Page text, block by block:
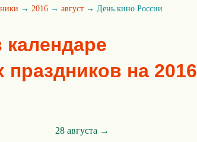
→ 2016 → август → День кино России
на 2016
28 августа →